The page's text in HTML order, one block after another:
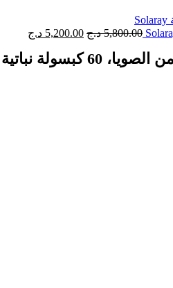
4,500.00 د.ج.
5,800.00 د.ج السعر
هو:
5,800.00 د.ج.
5,200.00 د.ج
هو: